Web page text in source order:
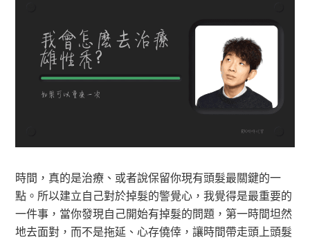
時間，真的是治療、或者說保留你現有頭髮最關鍵的一
點。所以建立自己對於掉髮的警覺心，我覺得是最重要的
一件事，當你發現自己開始有掉髮的問題，第一時間坦然
地去面對，而不是拖延、心存僥倖，讓時間帶走頭上頭髮